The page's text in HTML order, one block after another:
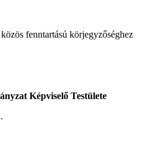
fenntartású körjegyzőséghez
Képviselő Testülete